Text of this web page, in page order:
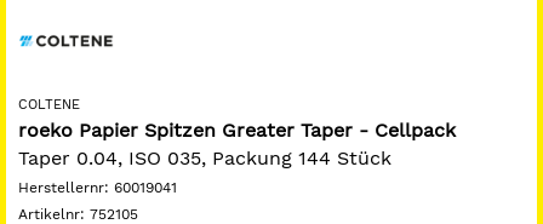
COLTENE
roeko Papier Spitzen Greater Taper - Cellpack
Taper 0.04, ISO 035, Packung 144 Stück
Herstellernr: 60019041
Artikelnr: 752105